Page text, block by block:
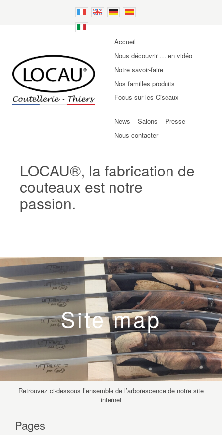
Accueil
Nous découvrir … en vidéo
Notre savoir-faire
Nos familles produits
Focus sur les Ciseaux
News – Salons – Presse
Nous contacter
LOCAU®, la fabrication de
couteaux est notre
passion.
Site map
Retrouvez ci-dessous l’ensemble de l’arborescence de notre site
internet
Pages